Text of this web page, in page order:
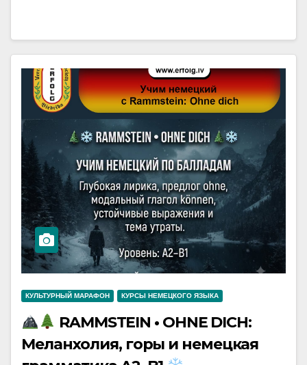
КУЛЬТУРНЫЙ МАРАФОН КУРСЫ НЕМЕЦКОГО ЯЗЫКА
RAMMSTEIN • OHNE DICH:
Меланхолия, горы и немецкая